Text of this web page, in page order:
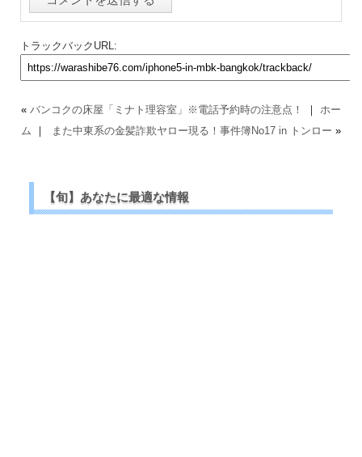
トラックバックURL:
« バンコクの床屋「ミナト理容室」※電話予約時の注意点！ ｜ ホー
ム ｜ また中東系の金髪詐欺ヤロー現る！事件簿No17 in トンロー »
【旬】あなたに最適な情報